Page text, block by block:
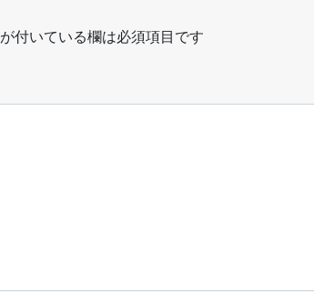
が付いている欄は必須項目です